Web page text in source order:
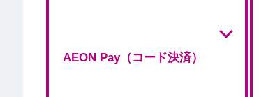
AEON Pay（コード決済）